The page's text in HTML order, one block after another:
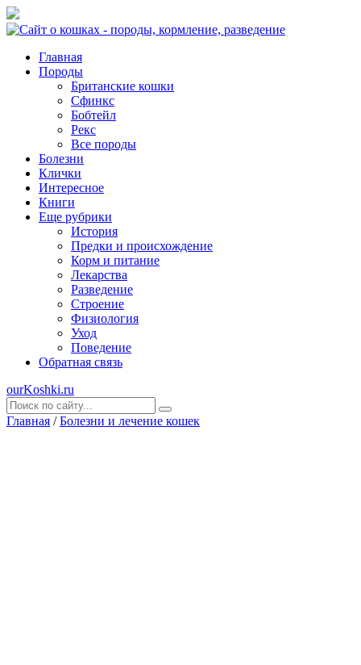
Главная
Породы
Британские кошки
Сфинкс
Бобтейл
Рекс
Все породы
Болезни
Клички
Интересное
Книги
Еще рубрики
История
Предки и происхождение
Корм и питание
Лекарства
Разведение
Строение
Физиология
Уход
Поведение
Обратная связь
ourKoshki.ru
Главная / Болезни и лечение кошек